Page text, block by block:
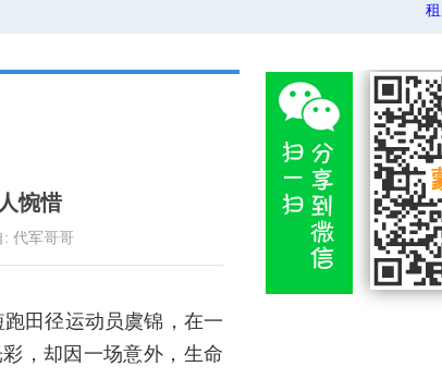
惋惜
: 代军哥哥
田径运动员虞锦，在一
，却因一场意外，生命